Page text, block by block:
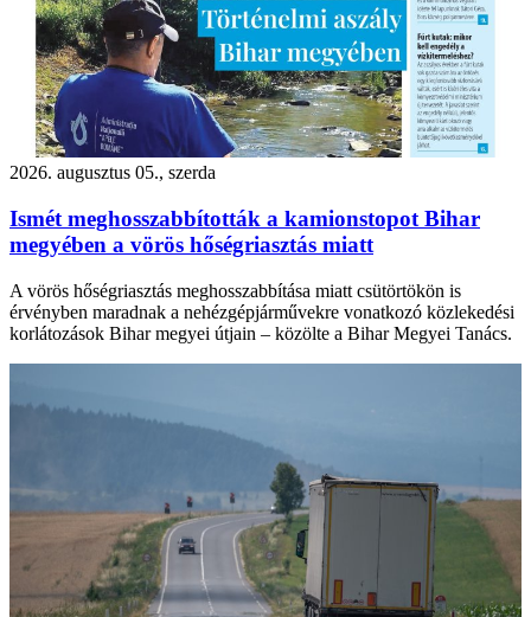
2026. augusztus 05., szerda
Ismét meghosszabbították a kamionstopot Bihar
megyében a vörös hőségriasztás miatt
A vörös hőségriasztás meghosszabbítása miatt csütörtökön is
érvényben maradnak a nehézgépjárművekre vonatkozó közlekedési
korlátozások Bihar megyei útjain – közölte a Bihar Megyei Tanács.